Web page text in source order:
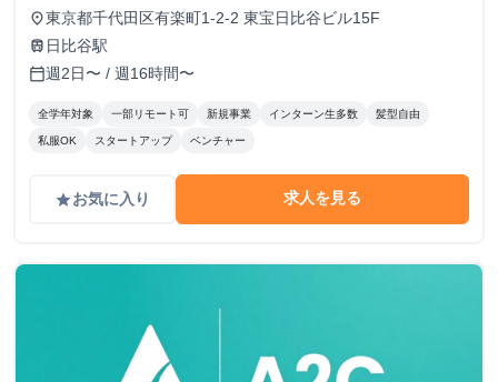
place東京都千代田区有楽町1-2-2 東宝日比谷ビル15F
train 日比谷駅
calendar_today週2日〜 / 週16時間〜
全学年対象 一部リモート可 新規事業 インターン生多数 髪型自由
私服OK スタートアップ ベンチャー
gradeお気に入り 求人を見る